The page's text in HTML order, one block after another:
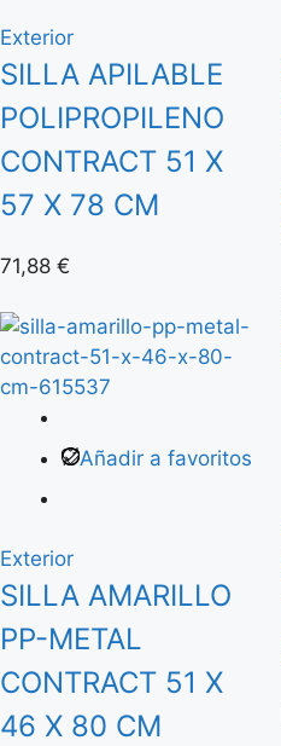
Exterior
SILLA APILABLE
POLIPROPILENO
CONTRACT 51 X
57 X 78 CM
71,88 €
Añadir a favoritos
Exterior
SILLA AMARILLO
PP-METAL
CONTRACT 51 X
46 X 80 CM